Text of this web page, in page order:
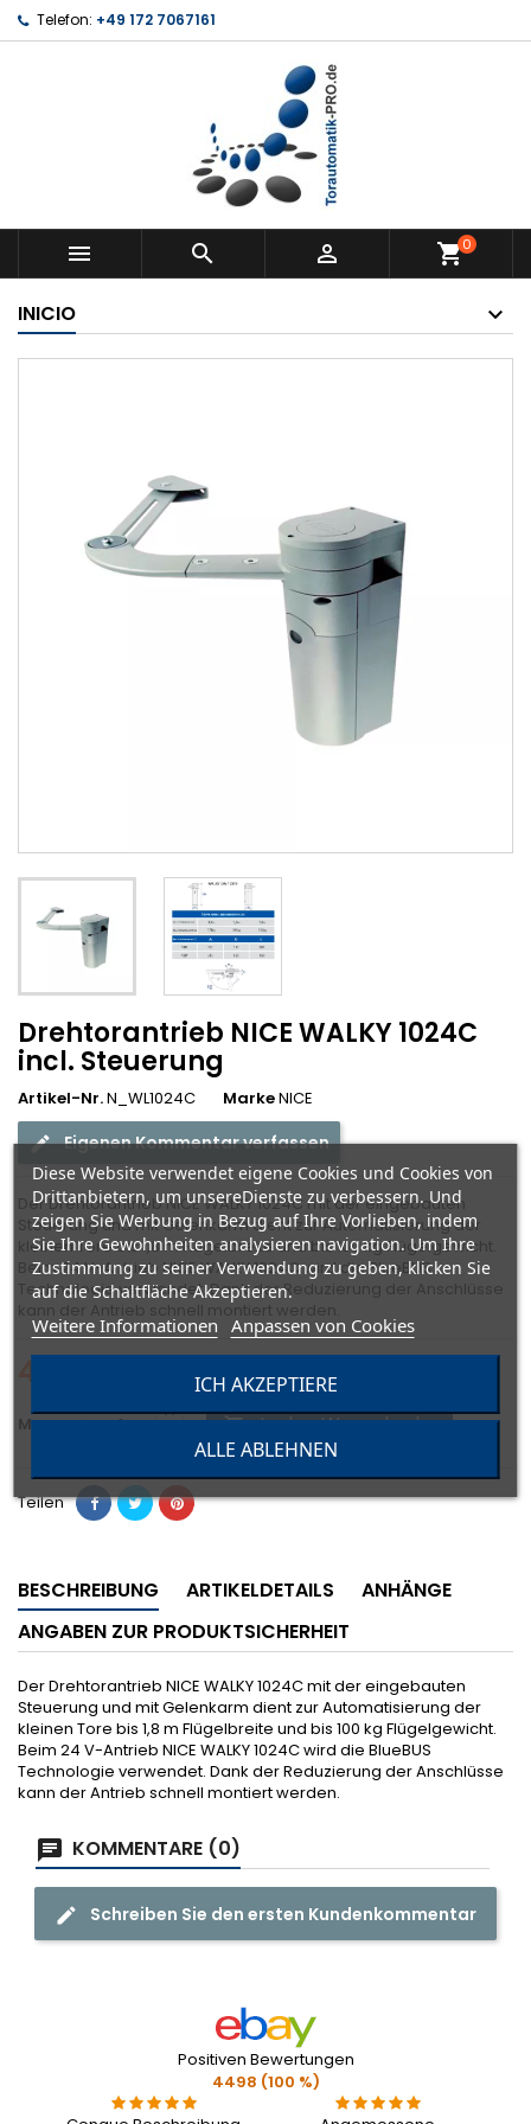
Telefon: +49 172 7067161
   shopping_cart0
INICIO
Drehtorantrieb NICE WALKY 1024C
incl. Steuerung
Artikel-Nr.N_WL1024C MarkeNICE
Eigenen Kommentar verfassen
Der Drehtorantrieb NICE WALKY 1024C mit der eingebauten
Steuerung und mit Gelenkarm dient zur Automatisierung der
kleinen Tore bis 1,8 m Flügelbreite und bis 100 kg Flügelgewicht.
Beim 24 V-Antrieb NICE WALKY 1024C wird die BlueBUS
Technologie verwendet. Dank der Reduzierung der Anschlüsse
kann der Antrieb schnell montiert werden.
Bruttopreis
Menge  In den Warenkorb
Teilen
BESCHREIBUNG ARTIKELDETAILS
ANHÄNGE
ANGABEN ZUR PRODUKTSICHERHEIT
Der Drehtorantrieb NICE WALKY 1024C mit der eingebauten
Steuerung und mit Gelenkarm dient zur Automatisierung der
kleinen Tore bis 1,8 m Flügelbreite und bis 100 kg Flügelgewicht.
Beim 24 V-Antrieb NICE WALKY 1024C wird die BlueBUS
Technologie verwendet. Dank der Reduzierung der Anschlüsse
kann der Antrieb schnell montiert werden.
KOMMENTARE (0)
Schreiben Sie den ersten Kundenkommentar
Positiven Bewertungen
4498 (100 %)
Diese Website verwendet eigene Cookies und Cookies von
Drittanbietern, um unsereDienste zu verbessern. Und
zeigen Sie Werbung in Bezug auf Ihre Vorlieben, indem
Sie Ihre Gewohnheiten analysieren navigation. Um Ihre
Zustimmung zu seiner Verwendung zu geben, klicken Sie
auf die Schaltfläche Akzeptieren.
Weitere Informationen Anpassen von Cookies
ALLE ABLEHNEN
ICH AKZEPTIERE